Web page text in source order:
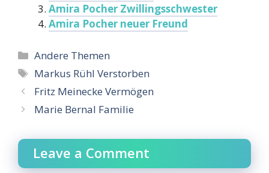
Amira Pocher Zwillingsschwester
Amira Pocher neuer Freund
Categories
Andere Themen
Tags
Markus Rühl Verstorben
Fritz Meinecke Vermögen
Marie Bernal Familie
Leave a Comment